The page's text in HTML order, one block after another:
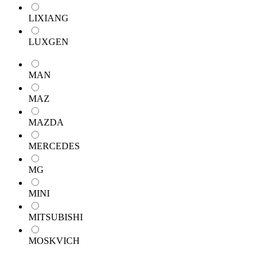
LIXIANG
LUXGEN
MAN
MAZ
MAZDA
MERCEDES
MG
MINI
MITSUBISHI
MOSKVICH